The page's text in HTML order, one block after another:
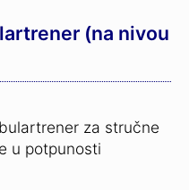
(na nivou
za stručne
u potpunosti